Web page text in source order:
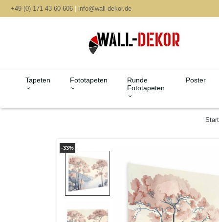
+49 (0) 171 43 60 606 | info@wall-dekor.de
Tapeten Fototapeten
Runde
Fototapeten
Poster
-33%